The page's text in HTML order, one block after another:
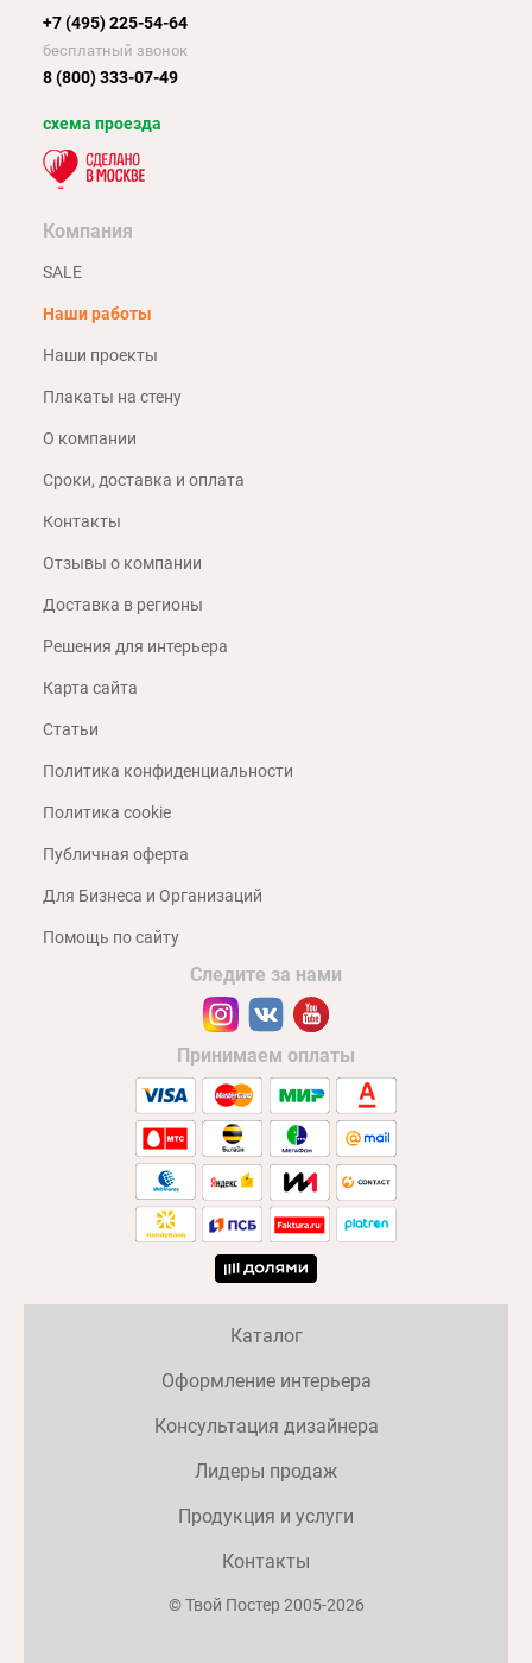
+7 (495) 225-54-64
бесплатный звонок
8 (800) 333-07-49
схема проезда
Компания
SALE
Наши работы
Наши проекты
Плакаты на стену
О компании
Сроки, доставка и оплата
Контакты
Отзывы о компании
Доставка в регионы
Решения для интерьера
Карта сайта
Статьи
Политика конфиденциальности
Политика cookie
Публичная оферта
Для Бизнеса и Организаций
Помощь по сайту
Следите за нами
Принимаем оплаты
© Твой Постер 2005-2026
Каталог
Оформление интерьера
Консультация дизайнера
Лидеры продаж
Продукция и услуги
Контакты